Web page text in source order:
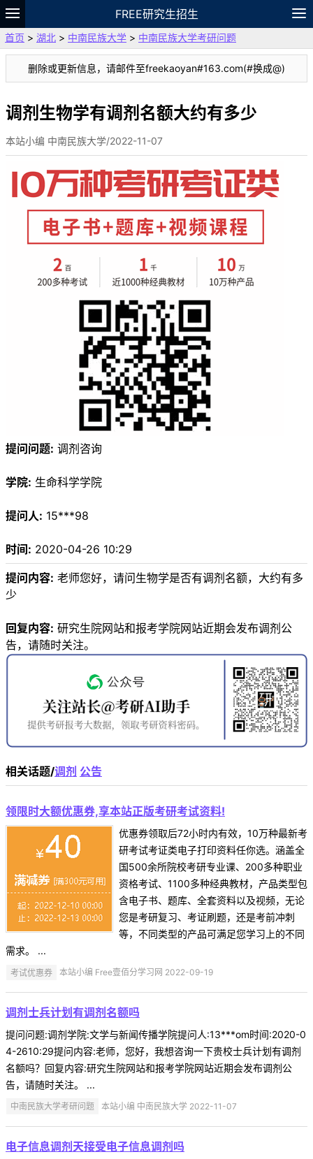
FREE研究生招生
题库
故事 专题 APP 笔记
论坛
VIP
资料
首页 > 湖北 > 中南民族大学 > 中南民族大学考研问题
删除或更新信息，请邮件至freekaoyan#163.com(#换成@)
调剂生物学有调剂名额大约有多少
本站小编 中南民族大学/2022-11-07
提问问题: 调剂咨询
学院: 生命科学学院
提问人: 15***98
时间: 2020-04-26 10:29
提问内容: 老师您好，请问生物学是否有调剂名额，大约有多
少
回复内容: 研究生院网站和报考学院网站近期会发布调剂公
告，请随时关注。
相关话题/调剂 公告
领限时大额优惠券,享本站正版考研考试资料!
优惠券领取后72小时内有效，10万种最新考
研考试考证类电子打印资料任你选。涵盖全
国500余所院校考研专业课、200多种职业
资格考试、1100多种经典教材，产品类型包
含电子书、题库、全套资料以及视频，无论
您是考研复习、考证刷题，还是考前冲刺
等，不同类型的产品可满足您学习上的不同
需求。 ...
考试优惠券 本站小编 Free壹佰分学习网 2022-09-19
调剂士兵计划有调剂名额吗
提问问题:调剂学院:文学与新闻传播学院提问人:13***om时间:2020-0
4-2610:29提问内容:老师，您好，我想咨询一下贵校士兵计划有调剂
名额吗？回复内容:研究生院网站和报考学院网站近期会发布调剂公
告，请随时关注。 ...
中南民族大学考研问题 本站小编 中南民族大学 2022-11-07
电子信息调剂天接受电子信息调剂吗